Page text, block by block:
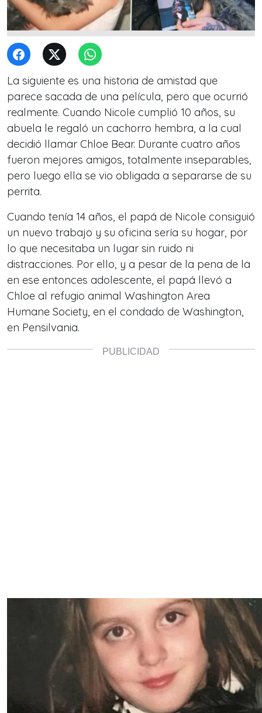
La siguiente es una historia de amistad que
parece sacada de una película, pero que ocurrió
realmente. Cuando Nicole cumplió 10 años, su
abuela le regaló un cachorro hembra, a la cual
decidió llamar Chloe Bear. Durante cuatro años
fueron mejores amigos, totalmente inseparables,
pero luego ella se vio obligada a separarse de su
perrita.
Cuando tenía 14 años, el papá de Nicole consiguió
un nuevo trabajo y su oficina sería su hogar, por
lo que necesitaba un lugar sin ruido ni
distracciones. Por ello, y a pesar de la pena de la
en ese entonces adolescente, el papá llevó a
Chloe al refugio animal Washington Area
Humane Society, en el condado de Washington,
en Pensilvania.